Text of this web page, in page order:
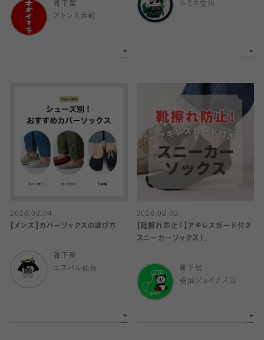
靴下屋
アトレ大井町
ルミネ立川
2026.08.04
【メンズ】カバーソックスの選び方
靴下屋
エスパル仙台
2026.08.03
【靴擦れ防止！】アキレスガード付き
スニーカーソックス！．
靴下屋
横浜ジョイナス店